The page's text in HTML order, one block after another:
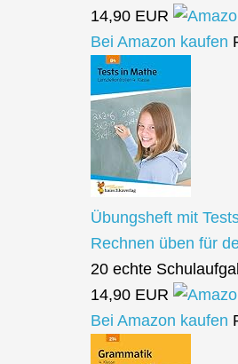
14,90 EUR
Bei Amazon kaufen
Übungsheft mit
Rechnen üben für
20 echte
14,90 EUR
Bei Amazon kaufen